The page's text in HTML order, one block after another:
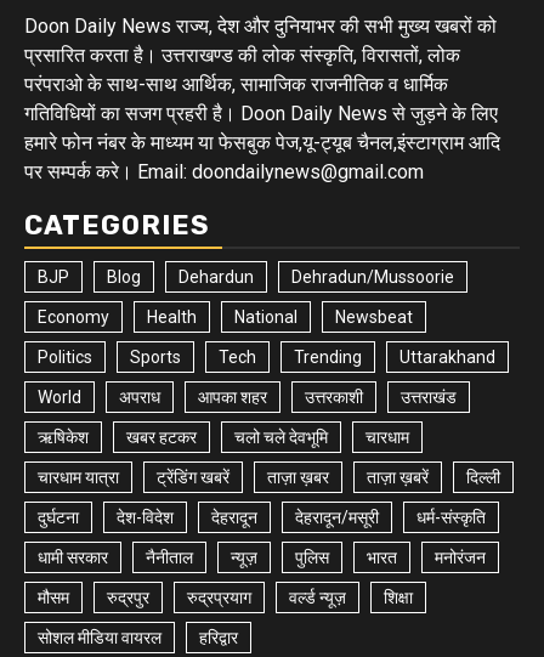
Doon Daily News राज्य, देश और दुनियाभर की सभी मुख्य खबरों को
प्रसारित करता है। उत्तराखण्ड की लोक संस्कृति, विरासतों, लोक
परंपराओ के साथ-साथ आर्थिक, सामाजिक राजनीतिक व धार्मिक
गतिविधियों का सजग प्रहरी है। Doon Daily News से जुड़ने के लिए
हमारे फोन नंबर के माध्यम या फेसबुक पेज,यू-ट्यूब चैनल,इंस्टाग्राम आदि
पर सम्पर्क करे। Email: doondailynews@gmail.com
CATEGORIES
BJP Blog Dehardun Dehradun/Mussoorie
Economy Health National Newsbeat
Politics Sports Tech Trending Uttarakhand
World अपराध आपका शहर उत्तरकाशी उत्तराखंड
ऋषिकेश खबर हटकर चलो चले देवभूमि चारधाम
चारधाम यात्रा ट्रेंडिंग खबरें ताज़ा ख़बर ताज़ा ख़बरें दिल्ली
दुर्घटना देश-विदेश देहरादून देहरादून/मसूरी धर्म-संस्कृति
धामी सरकार नैनीताल न्यूज़ पुलिस भारत मनोरंजन
मौसम रुद्रपुर रुद्रप्रयाग वर्ल्ड न्यूज़ शिक्षा
सोशल मीडिया वायरल हरिद्वार